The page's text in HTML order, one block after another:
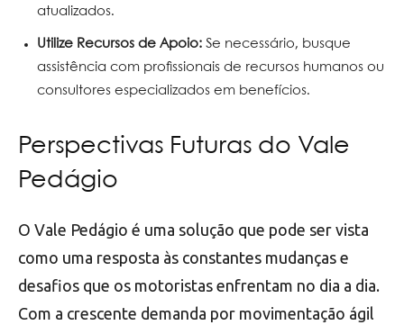
atualizados.
Utilize Recursos de Apoio: Se necessário, busque
assistência com profissionais de recursos humanos ou
consultores especializados em benefícios.
Perspectivas Futuras do Vale
Pedágio
O Vale Pedágio é uma solução que pode ser vista
como uma resposta às constantes mudanças e
desafios que os motoristas enfrentam no dia a dia.
Com a crescente demanda por movimentação ágil